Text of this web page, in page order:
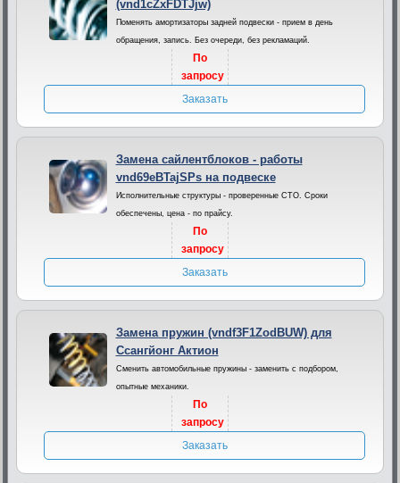
(vnd1cZxFDTJjw)
Поменять амортизаторы задней подвески - прием в день
обращения, запись. Без очереди, без рекламаций.
По
запросу
Заказать
Замена сайлентблоков - работы
vnd69eBTajSPs на подвеске
Исполнительные структуры - проверенные СТО. Сроки
обеспечены, цена - по прайсу.
По
запросу
Заказать
Замена пружин (vndf3F1ZodBUW) для
Ссангйонг Актион
Сменить автомобильные пружины - заменить с подбором,
опытные механики.
По
запросу
Заказать